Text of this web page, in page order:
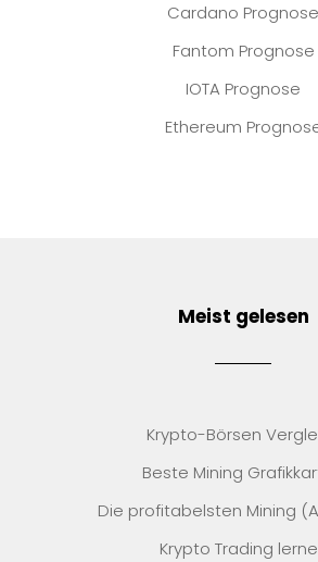
Cardano Prognose
Fantom Prognose
IOTA Prognose
Ethereum
Meist gelesen
Krypto-Börsen
Beste Mining
Die profitabelsten Mining
Krypto Trading